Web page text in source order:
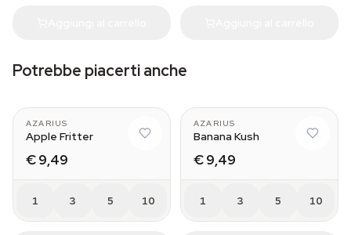
Potrebbe piacerti anche
AZARIUS
Apple Fritter
€ 9,49
1 3 5 10
AZARIUS
Banana Kush
€ 9,49
1 3 5 10